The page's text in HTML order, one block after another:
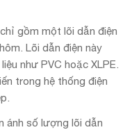
gồm một lõi dẫn điện
Lõi dẫn điện này
như PVC hoặc XLPE.
trong hệ thống điện
ánh số lượng lõi dẫn